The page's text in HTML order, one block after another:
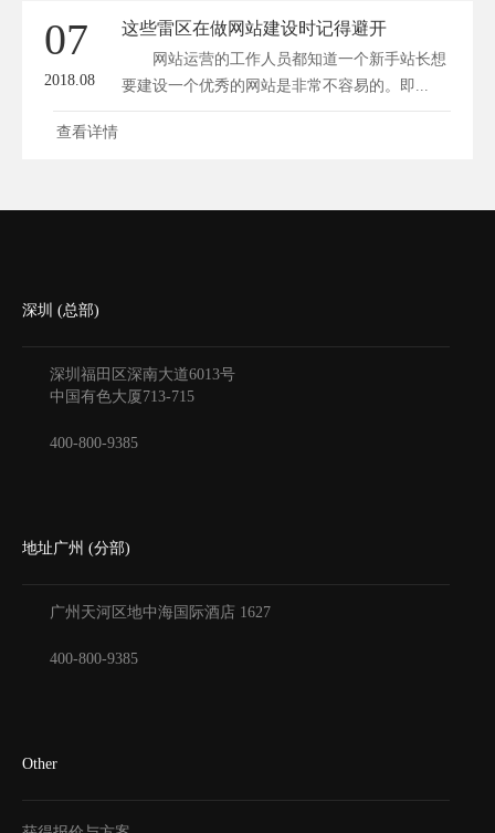
07
2018.08
这些雷区在做网站建设时记得避开
网站运营的工作人员都知道一个新手站长想
要建设一个优秀的网站是非常不容易的。即...
查看详情
深圳 (总部)
深圳福田区深南大道6013号
中国有色大厦713-715
400-800-9385
地址广州 (分部)
广州天河区地中海国际酒店 1627
400-800-9385
Other